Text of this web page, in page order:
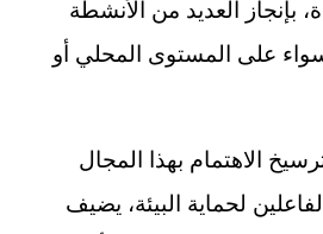
بإنجاز العديد من الأنشطة
سواء على المستوى المحلي أو
الاهتمام بهذا المجال
لحماية البيئة، يضيف